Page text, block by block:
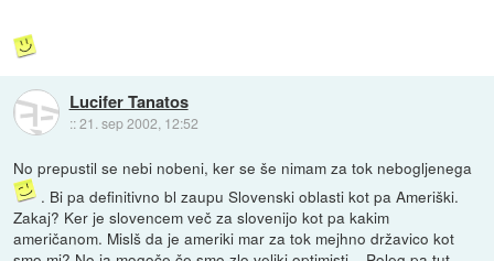
Lucifer Tanatos
::21. sep 2002, 12:52
No prepustil se nebi nobeni, ker se še nimam za tok nebogljenega
. Bi pa definitivno bl zaupu Slovenski oblasti kot pa Ameriški.
Zakaj? Ker je slovencem več za slovenijo kot pa kakim
američanom. Mislš da je ameriki mar za tok mejhno državico kot